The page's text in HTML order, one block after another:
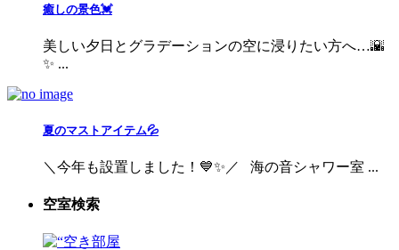
癒しの景色💓
美しい夕日とグラデーションの空に浸りたい方へ…🌇
✨ ...
夏のマストアイテム💦
＼今年も設置しました！💙✨／ 海の音シャワー室 ...
空室検索